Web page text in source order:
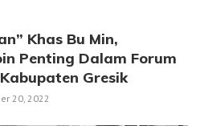
Khas Bu Min,
Penting Dalam Forum
Gresik
20, 2022